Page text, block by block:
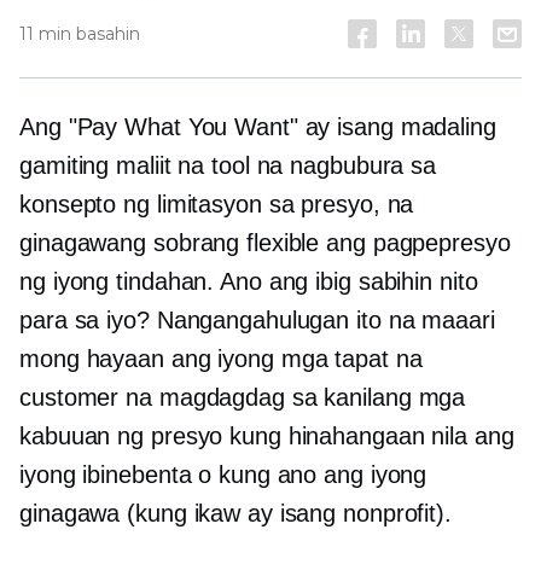
11 min basahin
Ang "Pay What You Want" ay isang madaling
gamiting maliit na tool na nagbubura sa
konsepto ng limitasyon sa presyo, na
ginagawang sobrang flexible ang pagpepresyo
ng iyong tindahan. Ano ang ibig sabihin nito
para sa iyo? Nangangahulugan ito na maaari
mong hayaan ang iyong mga tapat na
customer na magdagdag sa kanilang mga
kabuuan ng presyo kung hinahangaan nila ang
iyong ibinebenta o kung ano ang iyong
ginagawa (kung ikaw ay isang nonprofit).